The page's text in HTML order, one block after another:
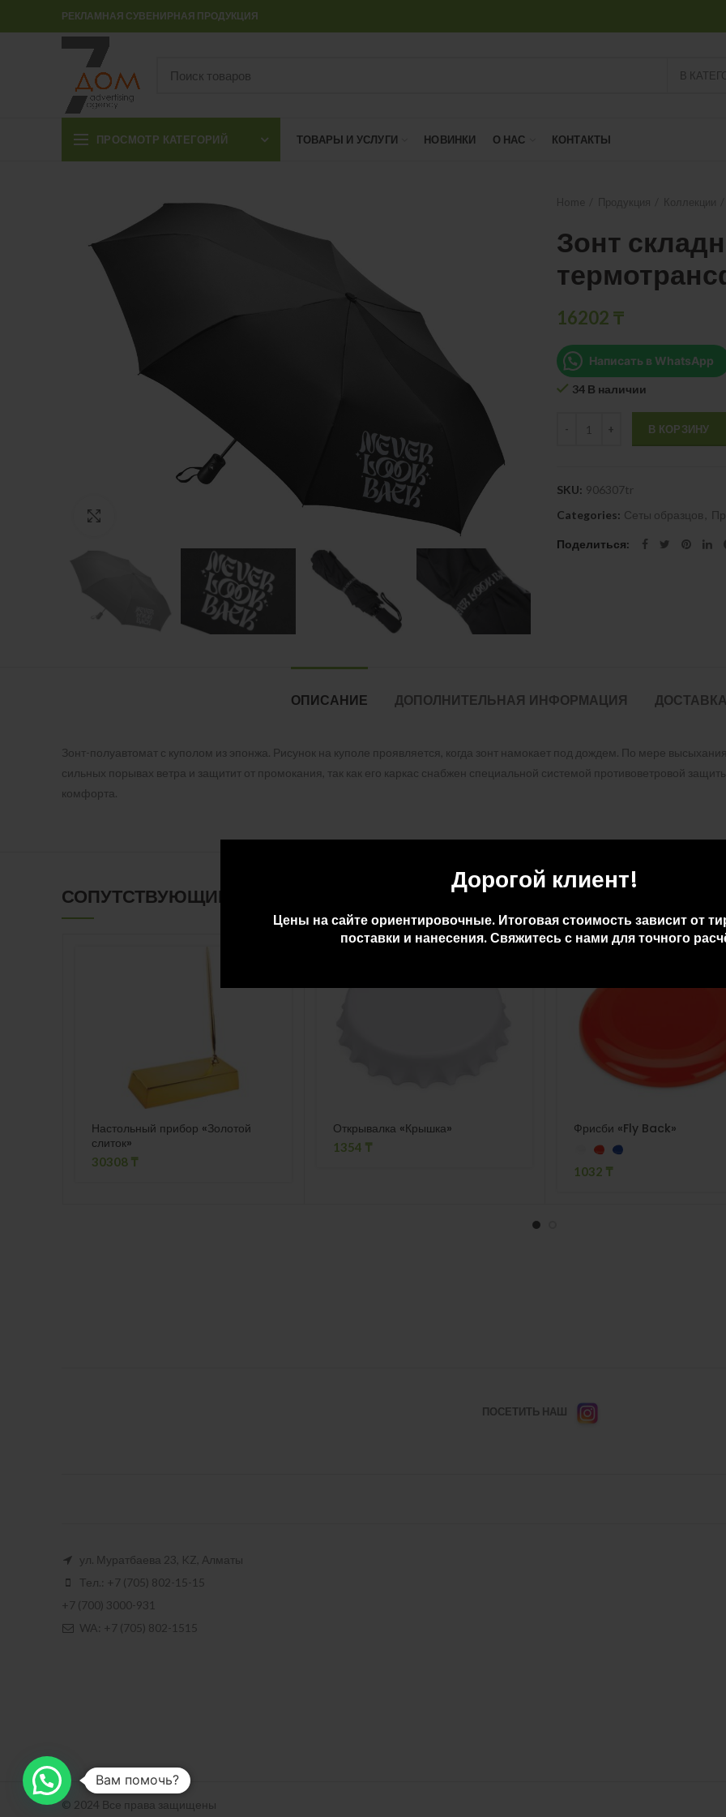
Дорогой клиент!
Цены на сайте ориентировочные. Итоговая стоимость зависит от
поставки и нанесения. Свяжитесь с нами для точного
РЕКЛАМНАЯ СУВЕНИРНАЯ ПРОДУКЦИЯ
В
ПРОСМОТР КАТЕГОРИЙ ТОВАРЫ И УСЛУГИ НОВИНКИ О НАС КОНТАКТЫ
Зонт
16202 ₸
Написать в WhatsApp
34 В наличии
В КОРЗИНУ
SKU: 906307tr
Categories: Сеты образцов
Поделиться
ОПИСАНИЕ ДОПОЛНИТЕЛЬНАЯ ИНФОРМАЦИЯ
Зонт-полуавтомат с куполом из эпонжа. Рисунок на куполе проявляется, когда зонт намокает под дождем. По мере
сильных порывах ветра и защитит от промокания, так как его каркас снабжен специальной системой противоветровой
комфорта.
СОПУТСТВУЮЩИЕ ТОВАРЫ
Настольный прибор «Золотой
слиток»
30308 ₸
Открывалка «Крышка»
1354 ₸
Фрисби «Fly Back»
1032 ₸
ПОСЕТИТЬ НАШ
ул. Муратбаева 23, KZ, Алматы
Тел.: +7 (705) 802-15-15
+7 (700) 3000-931
WA: +7 (705) 802-1515
© 2024 Все права защищены
Вам помочь?